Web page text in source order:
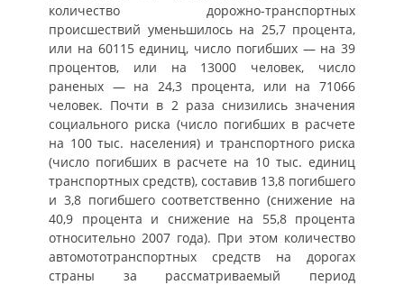
количество дорожно-транспортных
происшествий уменьшилось на 25,7 процента,
или на 60115 единиц, число погибших — на 39
процентов, или на 13000 человек, число
раненых — на 24,3 процента, или на 71066
человек. Почти в 2 раза снизились значения
социального риска (число погибших в расчете
на 100 тыс. населения) и транспортного риска
(число погибших в расчете на 10 тыс. единиц
транспортных средств), составив 13,8 погибшего
и 3,8 погибшего соответственно (снижение на
40,9 процента и снижение на 55,8 процента
относительно 2007 года). При этом количество
автомототранспортных средств на дорогах
страны за рассматриваемый период